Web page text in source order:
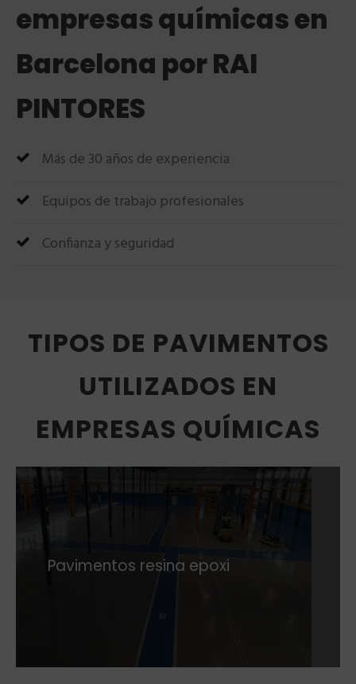
empresas químicas en
Barcelona por RAI
PINTORES
Más de 30 años de experiencia
Equipos de trabajo profesionales
Confianza y seguridad
TIPOS DE PAVIMENTOS
UTILIZADOS EN
EMPRESAS QUÍMICAS
Pavimentos resina epoxi